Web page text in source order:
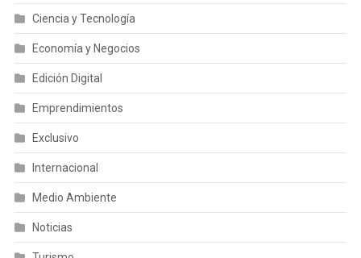
Ciencia y Tecnología
Economía y Negocios
Edición Digital
Emprendimientos
Exclusivo
Internacional
Medio Ambiente
Noticias